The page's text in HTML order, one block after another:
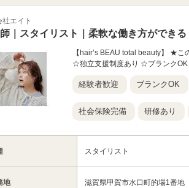
社エイト
｜スタイリスト｜柔軟な働き方ができる
【hair’s BEAU total beauty】 ★
☆独立支援制度あり ☆ブランク
経験者歓迎 ブランクOK
社会保険完備 研修あり
スタイリスト
地 滋賀県甲賀市水口町的場1番地